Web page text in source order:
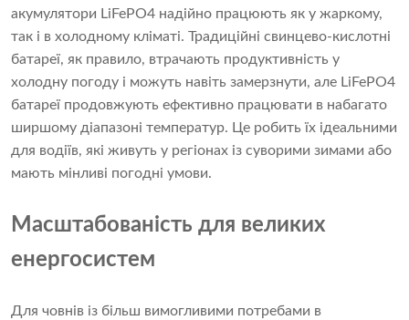
акумулятори LiFePO4 надійно працюють як у жаркому,
так і в холодному кліматі. Традиційні свинцево-кислотні
батареї, як правило, втрачають продуктивність у
холодну погоду і можуть навіть замерзнути, але LiFePO4
батареї продовжують ефективно працювати в набагато
ширшому діапазоні температур. Це робить їх ідеальними
для водіїв, які живуть у регіонах із суворими зимами або
мають мінливі погодні умови.
Масштабованість для великих
енергосистем
Для човнів із більш вимогливими потребами в